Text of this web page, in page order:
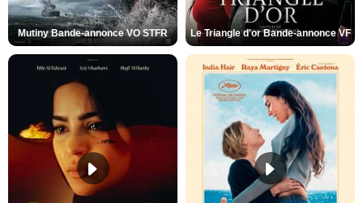
Mutiny Bande-annonce VO STFR Le Triangle d'or Bande-annonce VF